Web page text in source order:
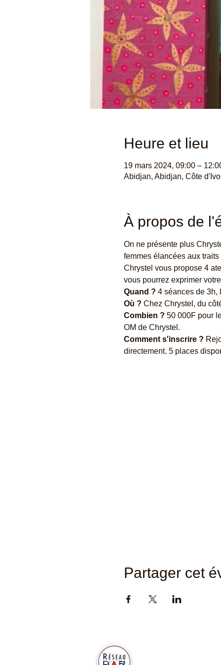
Heure et lieu
19 mars 2024, 09:00 –
Abidjan, Abidjan, Côte
À propos de
On ne présente plus
femmes élancées aux
Chrystel vous propose 4
vous pourrez exprimer
Quand ? 4 séances de 3h,
Où ? Chez Chrystel, du
Combien ? 50 000F pour
OM de Chrystel.
Comment s'inscrire ?
directement. 5 places
Partager cet